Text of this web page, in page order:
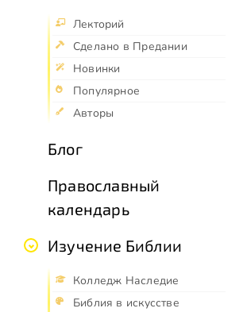
Лекторий
Сделано в Предании
Новинки
Популярное
Авторы
Блог
Православный
календарь
Изучение Библии
Колледж Наследие
Библия в искусстве